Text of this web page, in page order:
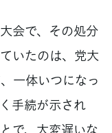
会で、その処分
いたのは、党大
一体いつになっ
手続が示され
で、大変遅いな